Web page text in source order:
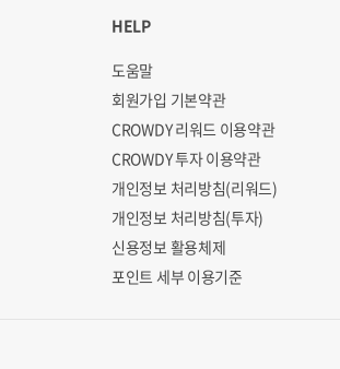
HELP
도움말
회원가입 기본약관
CROWDY 리워드 이용약관
CROWDY 투자 이용약관
개인정보 처리방침(리워드)
개인정보 처리방침(투자)
신용정보 활용체제
포인트 세부 이용기준